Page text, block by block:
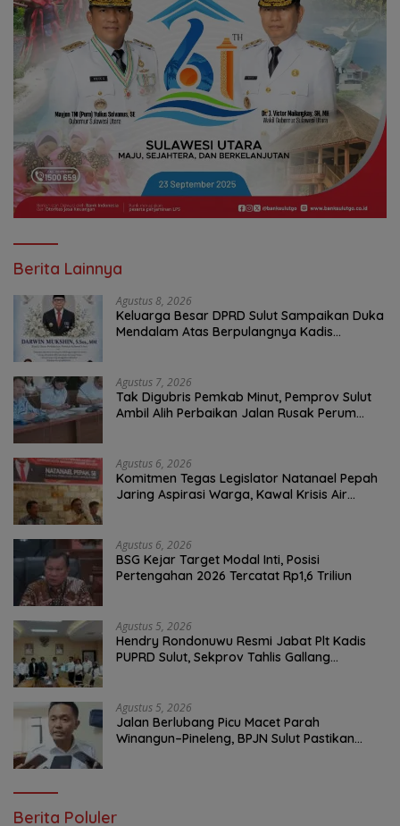
Berita Lainnya
Agustus 8, 2026
Keluarga Besar DPRD Sulut Sampaikan Duka
Mendalam Atas Berpulangnya Kadis
Agustus 7, 2026
Tak Digubris Pemkab Minut, Pemprov Sulut
Ambil Alih Perbaikan Jalan Rusak Perum
Agustus 6, 2026
Komitmen Tegas Legislator Natanael Pepah
Jaring Aspirasi Warga, Kawal Krisis Air
Agustus 6, 2026
BSG Kejar Target Modal Inti, Posisi
Pertengahan 2026 Tercatat Rp1,6 Triliun
Agustus 5, 2026
Hendry Rondonuwu Resmi Jabat Plt Kadis
PUPRD Sulut, Sekprov Tahlis Gallang
Agustus 5, 2026
Jalan Berlubang Picu Macet Parah
Winangun–Pineleng, BPJN Sulut Pastikan
Berita Poluler